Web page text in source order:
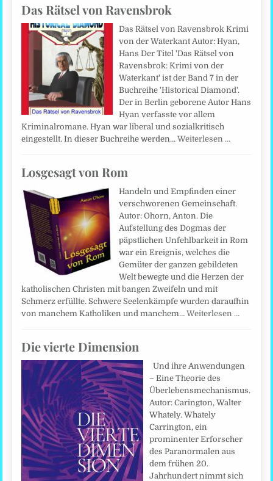
Das Rätsel von Ravensbrok
Das Rätsel von Ravensbrok Krimi
von der Waterkant Autor: Hyan,
Hans Der Titel 'Das Rätsel von
Ravensbrok: Krimi von der
Waterkant' ist der Band 7 in der
Buchreihe 'Historical Diamond'.
Der in Berlin geborene Autor Hans
Hyan verfasste vor allem
Kriminalromane. Hyan war liberal und sozialkritisch
eingestellt. In dieser Buchreihe werden…Weiterlesen …
Losgesagt von Rom
Handeln und Empfinden einer
verschworenen Gemeinschaft.
Autor: Ohorn, Anton. Die
Aufstellung des Dogmas der
päpstlichen Unfehlbarkeit in Rom
war ein Ereignis, welches die
Gemüter der ganzen gebildeten
Welt bewegte und die Herzen der
katholischen Christen mit bangen Zweifeln und mit
Schmerz erfüllte. Schwere Seelenkämpfe wurden daraufhin
von manchem Katholiken und manchem…Weiterlesen …
Die vierte Dimension
Und ihre Anwendungen
– Eine Theorie des
Überlebensmechanismus.
Autor: Carington, Walter
Whately. Whately
Carrington, ein
prominenter Erforscher
des Paranormalen aus
dem frühen 20.
Jahrhundert nimmt sich